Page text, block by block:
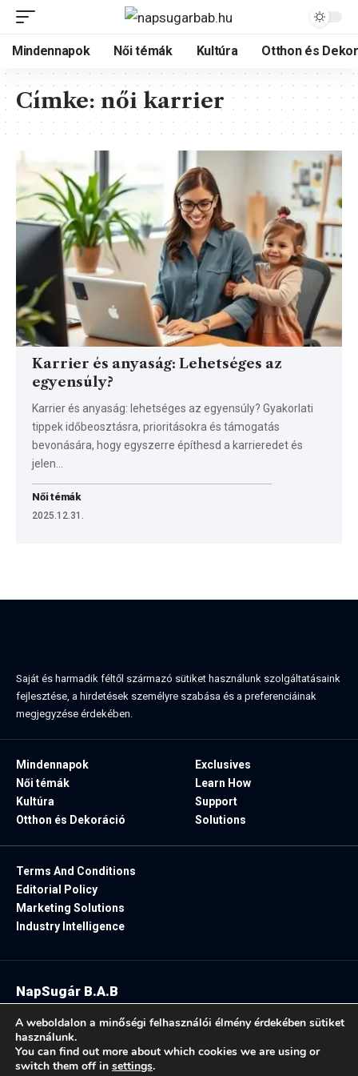
Mindennapok Női témák Kultúra Otthon és
Címke: női karrier
Karrier és anyaság: Lehetséges az
egyensúly?
Karrier és anyaság: lehetséges az egyensúly? Gyakorlati
tippek időbeosztásra, prioritásokra és támogatás
bevonására, hogy egyszerre építhesd a karrieredet és
jelen…
Női témák
2025.12.31.
Saját és harmadik féltől származó sütiket használunk szolgáltatásaink
fejlesztése, a hirdetések személyre szabása és a preferenciáinak
megjegyzése érdekében.
Mindennapok
Női témák
Kultúra
Otthon és Dekoráció
Exclusives
Learn How
Support
Solutions
Terms And Conditions
Editorial Policy
Marketing Solutions
Industry Intelligence
Follow US:
NapSugár B.A.B
A weboldalon a minőségi felhasználói élmény érdekében sütiket
használunk.
You can find out more about which cookies we are using or
switch them off in settings.